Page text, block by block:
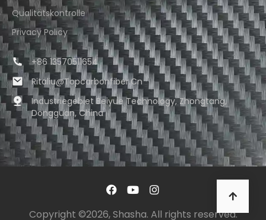
Qualitätskontrolle
Privacy Policy
+86 13570511654
Ritaliu@topcarbonfiber.cn
Industriegebiet Beiyue Technology, Zhongtang,
Dongguan, China
Copyright ©2026, Shasha. All rights reserved.